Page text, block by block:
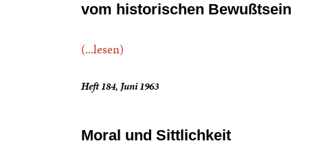
vom historischen Bewußtsein
(...lesen)
Heft 184, Juni 1963
Moral und Sittlichkeit